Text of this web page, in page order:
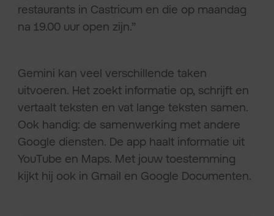
restaurants in Castricum en die op maandag
na 19.00 uur open zijn.”
Gemini kan veel verschillende taken
uitvoeren. Het zoekt informatie op, schrijft en
vertaalt teksten en vat lange teksten samen.
Ook handig: de samenwerking met andere
Google diensten. De app haalt informatie uit
YouTube en Maps. Met jouw toestemming
kijkt hij ook in Gmail en Google Documenten.